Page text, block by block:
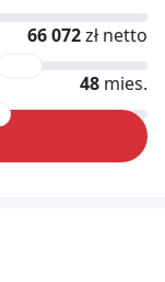
66 072zł netto
48 mies.